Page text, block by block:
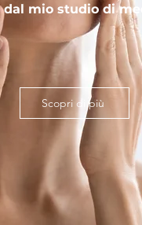
mio studio di
Scopri di più